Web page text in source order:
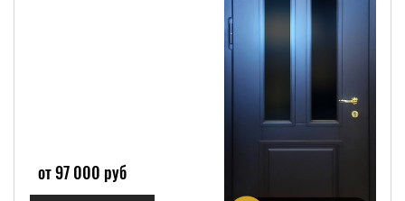
от 560 000 руб